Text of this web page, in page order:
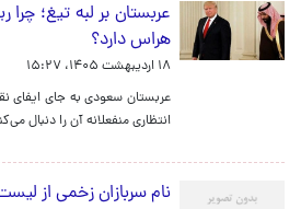
عربستان بر لبه تیغ؛
هراس دارد؟
۱۸ اردیبهشت ۱۴۰۵، ۱۵:۲۷
عربستان سعودی به جای ایفای
انتظاری منفعلانه آن را دنبال
نام سربازان زخمی از